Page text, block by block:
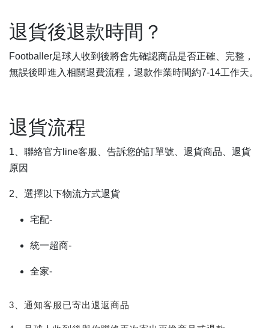
退貨後退款時間？
Footballer足球人收到後將會先確認商品是否正確、完整，
無誤後即進入相關退費流程，退款作業時間約7-14工作天。
退貨流程
1、聯絡官方line客服、告訴您的訂單號、退貨商品、退貨
原因
2、選擇以下物流方式退貨
宅配-
統一超商-
全家-
3、通知客服已寄出退返商品